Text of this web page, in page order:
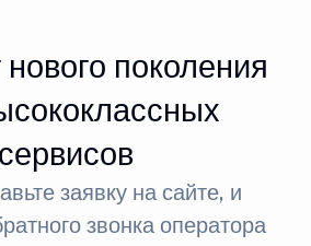
поколения
сервисов
заявку на сайте, и
звонка оператора